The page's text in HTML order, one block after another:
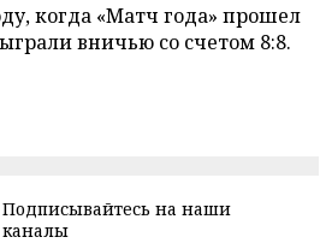
когда «Матч года» прошел
вничью со счетом 8:8.
Подписывайтесь на наши
каналы